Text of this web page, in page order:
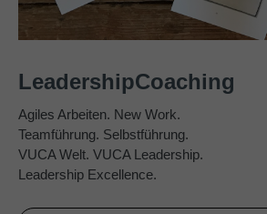
LeadershipCoaching
Agiles Arbeiten. New Work.
Teamführung. Selbstführung.
VUCA Welt. VUCA Leadership.
Leadership Excellence.